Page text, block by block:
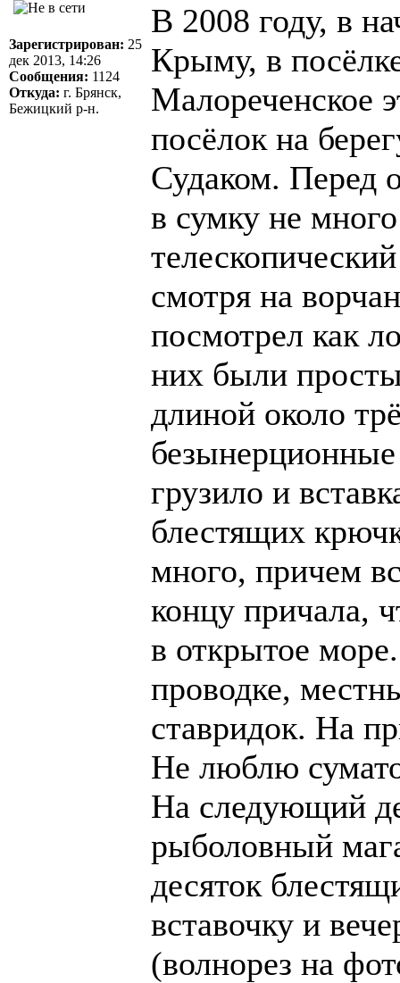
Зарегистрирован: 25
дек 2013, 14:26
Сообщения: 1124
Откуда: г. Брянск,
Бежицкий р-н.
В 2008 году, в
Крыму, в
Малореченское
посёлок на
Судаком. Перед
в сумку не
смотря на
посмотрел как
них были
длиной около
грузило и
блестящих
много, причем
концу причала,
в открытое
проводке,
ставридок. На
Не люблю
На следующий
рыболовный
десяток
вставочку и
(волнорез на